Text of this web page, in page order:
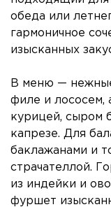
обеда или
гармоничное
изысканных
В меню —
филе и лососем,
курицей, сыром
капрезе. Для
баклажанами и
страчателлой.
из индейки и
фуршет